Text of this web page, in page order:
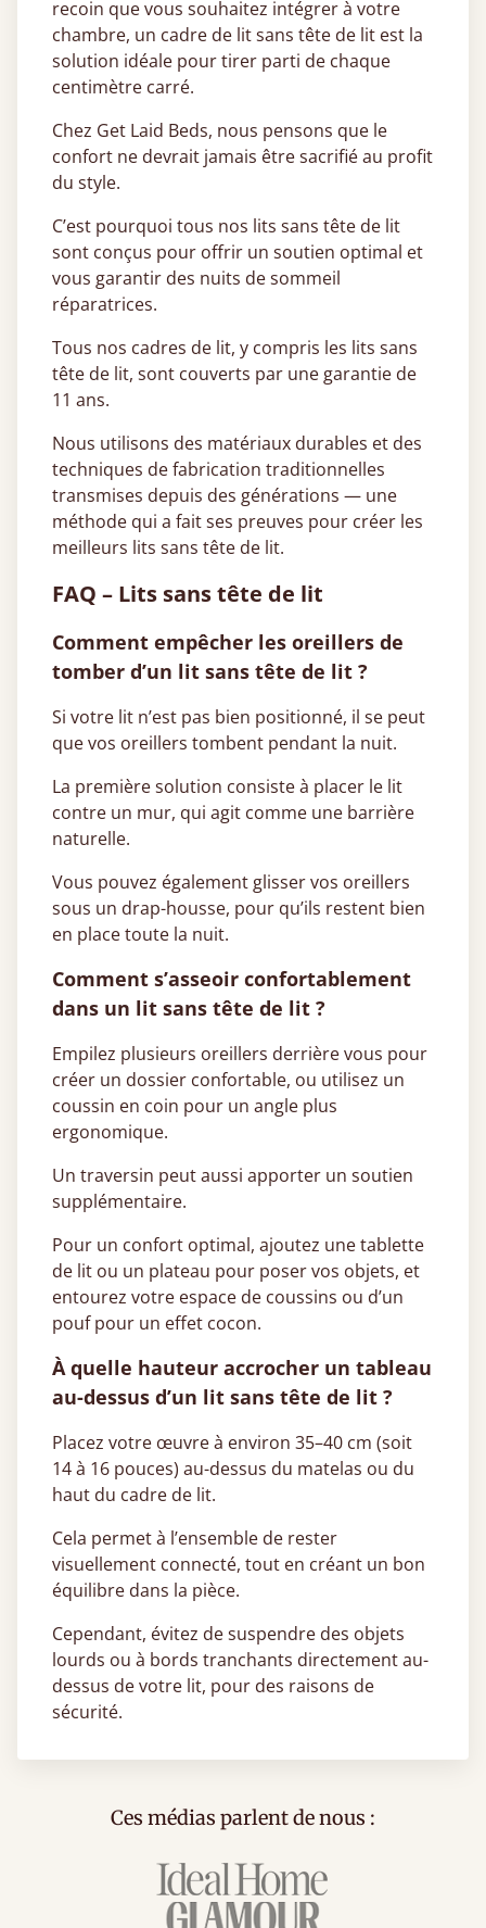
recoin que vous souhaitez intégrer à votre
chambre, un cadre de lit sans tête de lit est la
solution idéale pour tirer parti de chaque
centimètre carré.
Chez Get Laid Beds, nous pensons que le
confort ne devrait jamais être sacrifié au profit
du style.
C’est pourquoi tous nos lits sans tête de lit
sont conçus pour offrir un soutien optimal et
vous garantir des nuits de sommeil
réparatrices.
Tous nos cadres de lit, y compris les lits sans
tête de lit, sont couverts par une garantie de
11 ans.
Nous utilisons des matériaux durables et des
techniques de fabrication traditionnelles
transmises depuis des générations — une
méthode qui a fait ses preuves pour créer les
meilleurs lits sans tête de lit.
FAQ – Lits sans tête de lit
Comment empêcher les oreillers de
tomber d’un lit sans tête de lit ?
Si votre lit n’est pas bien positionné, il se peut
que vos oreillers tombent pendant la nuit.
La première solution consiste à placer le lit
contre un mur, qui agit comme une barrière
naturelle.
Vous pouvez également glisser vos oreillers
sous un drap-housse, pour qu’ils restent bien
en place toute la nuit.
Comment s’asseoir confortablement
dans un lit sans tête de lit ?
Empilez plusieurs oreillers derrière vous pour
créer un dossier confortable, ou utilisez un
coussin en coin pour un angle plus
ergonomique.
Un traversin peut aussi apporter un soutien
supplémentaire.
Pour un confort optimal, ajoutez une tablette
de lit ou un plateau pour poser vos objets, et
entourez votre espace de coussins ou d’un
pouf pour un effet cocon.
À quelle hauteur accrocher un tableau
au-dessus d’un lit sans tête de lit ?
Placez votre œuvre à environ 35–40 cm (soit
14 à 16 pouces) au-dessus du matelas ou du
haut du cadre de lit.
Cela permet à l’ensemble de rester
visuellement connecté, tout en créant un bon
équilibre dans la pièce.
Cependant, évitez de suspendre des objets
lourds ou à bords tranchants directement au-
dessus de votre lit, pour des raisons de
sécurité.
Ces médias parlent de nous :